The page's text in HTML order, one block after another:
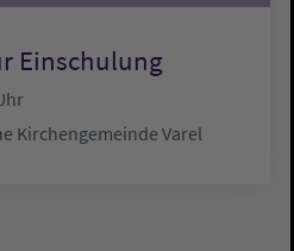
Einschulung
Kirchengemeinde Varel